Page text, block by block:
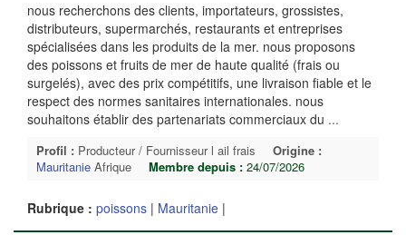
nous recherchons des clients, importateurs, grossistes,
distributeurs, supermarchés, restaurants et entreprises
spécialisées dans les produits de la mer. nous proposons
des poissons et fruits de mer de haute qualité (frais ou
surgelés), avec des prix compétitifs, une livraison fiable et le
respect des normes sanitaires internationales. nous
souhaitons établir des partenariats commerciaux du ...
Profil : Producteur / Fournisseur l ail frais
Origine :
Mauritanie Afrique Membre depuis : 24/07/2026
Rubrique : poissons | Mauritanie |